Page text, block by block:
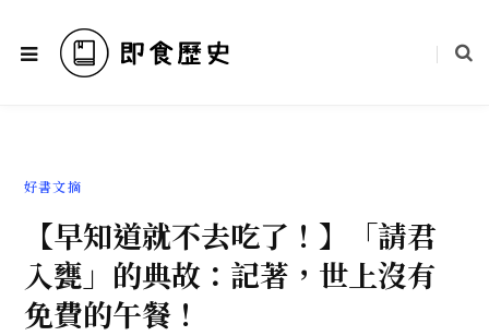
好書文摘
【早知道就不去吃了！】「請君
入甕」的典故：記著，世上沒有
免費的午餐！